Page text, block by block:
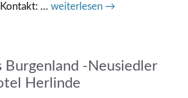
… weiterlesen →
Burgenland -Neusiedler
Herlinde